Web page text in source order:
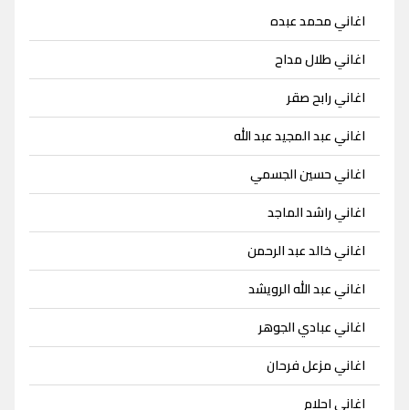
اغاني محمد عبده
اغاني طلال مداح
اغاني رابح صقر
اغاني عبد المجيد عبد الله
اغاني حسين الجسمي
اغاني راشد الماجد
اغاني خالد عبد الرحمن
اغاني عبد الله الرويشد
اغاني عبادي الجوهر
اغاني مزعل فرحان
اغاني احلام